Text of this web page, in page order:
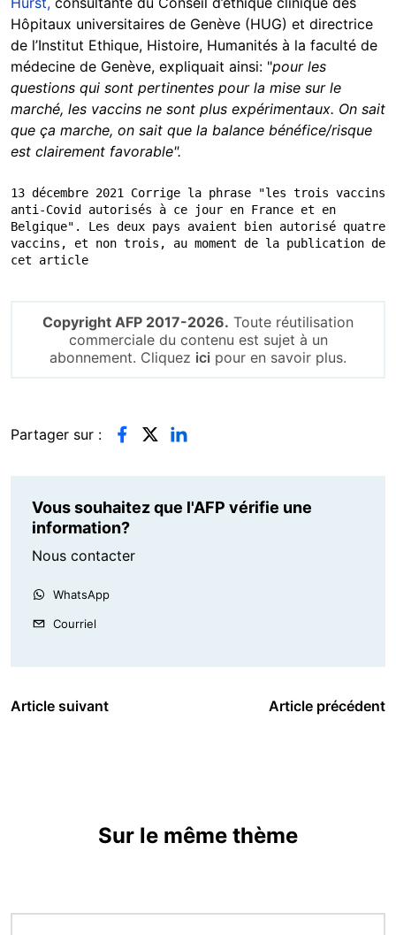
Hôpitaux universitaires de Genève (HUG) et directrice
de l’Institut Ethique, Histoire, Humanités à la faculté de
médecine de Genève, expliquait ainsi: "pour les
questions qui sont pertinentes pour la mise sur le
marché, les vaccins ne sont plus expérimentaux. On sait
que ça marche, on sait que la balance bénéfice/risque
est clairement favorable".
13 décembre 2021 Corrige la phrase "les trois vaccins
anti-Covid autorisés à ce jour en France et en
Belgique". Les deux pays avaient bien autorisé quatre
vaccins, et non trois, au moment de la publication de
cet article
Copyright AFP 2017-2026. Toute réutilisation
commerciale du contenu est sujet à un
abonnement. Cliquez ici pour en savoir plus.
Partager sur :
Vous souhaitez que l'AFP vérifie une
information?
Nous contacter
WhatsApp
Courriel
Article suivant Article précédent
Sur le même thème